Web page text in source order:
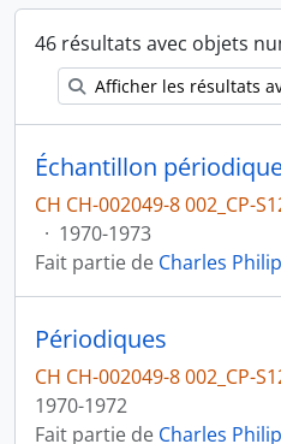
46 résultats avec objets
Afficher les résultats
Échantillon
CH CH-002049-8 002_CP-
· 1970-1973
Fait partie de Charles
Périodiques
CH CH-002049-8 002_CP-
1970-1972
Fait partie de Charles